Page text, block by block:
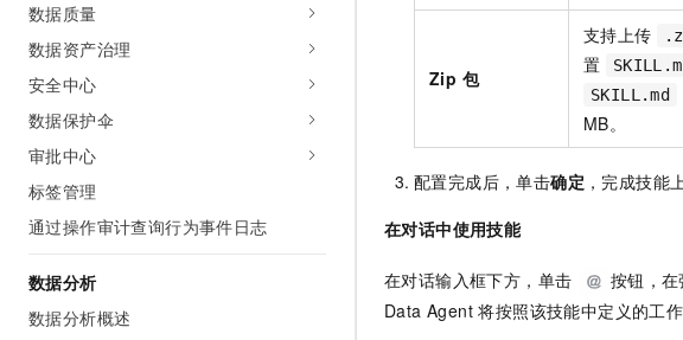
数据质量
数据资产治理
安全中心
数据保护伞
审批中心
标签管理
通过操作审计查询行为事件日志
数据分析
数据分析概述
Zip 包
支持上传
置
SKILL.md
MB。
配置完成后，单击确定 ，完成技能
在对话中使用技能
在对话输入框下方，单击 按钮，
Data Agent 将按照该技能中定义的工